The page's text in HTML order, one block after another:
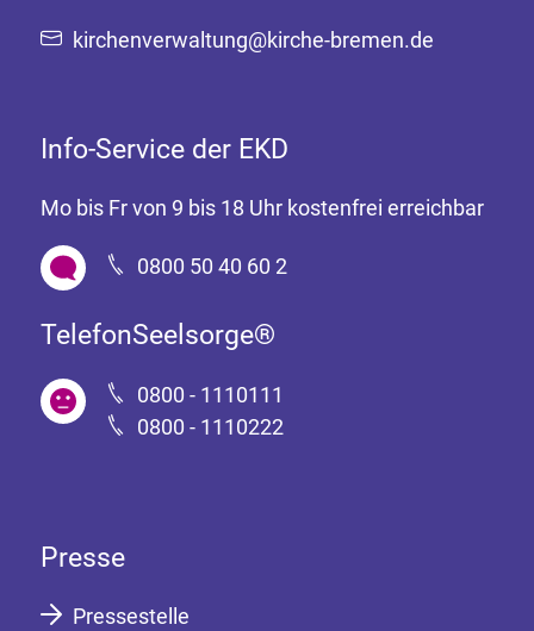
kirchenverwaltung@kirche-bremen.de
Info-Service der EKD
Mo bis Fr von 9 bis 18 Uhr kostenfrei erreichbar
0800 50 40 60 2
TelefonSeelsorge®
0800 - 1110111
0800 - 1110222
Presse
Pressestelle